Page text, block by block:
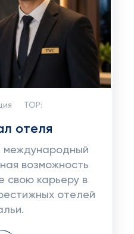
TOP:
отеля
международный
возможность
свою карьеру в
отелей